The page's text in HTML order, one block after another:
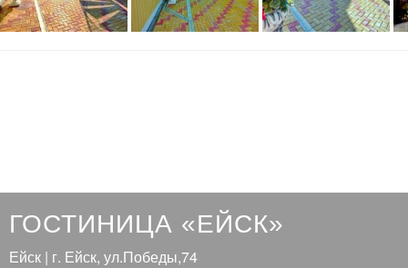
ГОСТИНИЦА «ЕЙСК»
Ейск | г. Ейск, ул.Победы,74